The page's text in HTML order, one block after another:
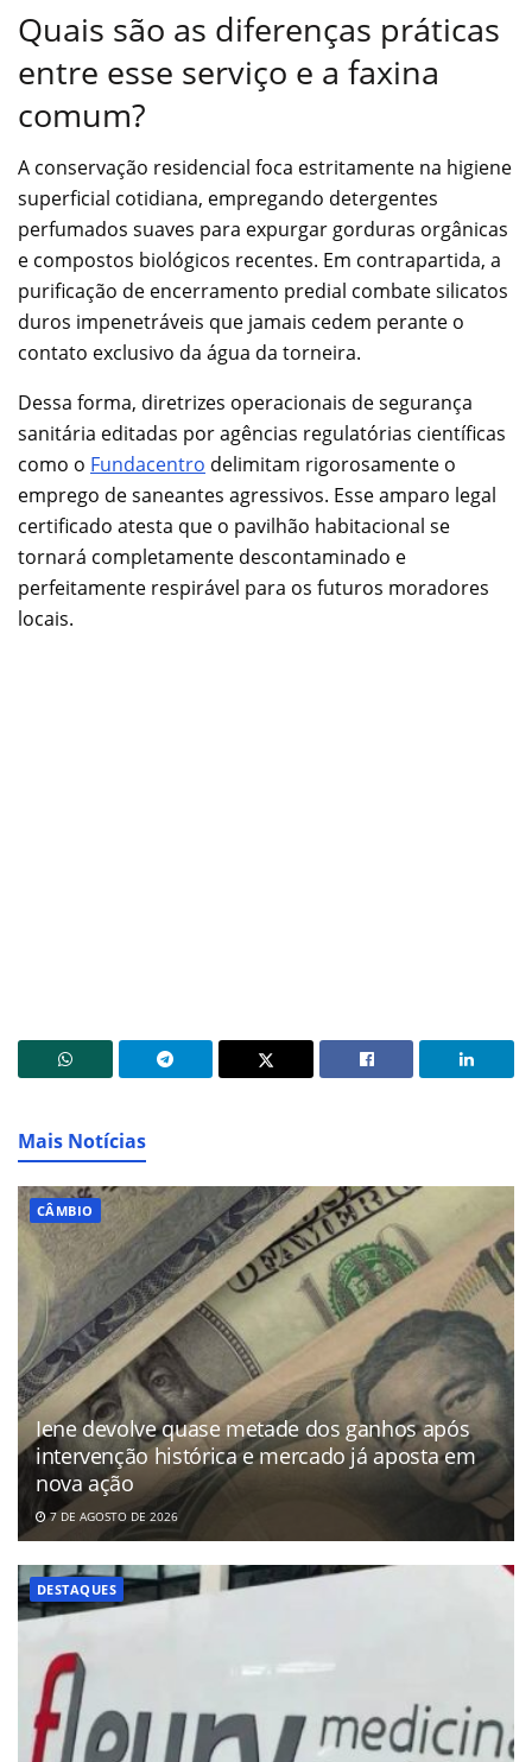
Quais são as diferenças práticas
entre esse serviço e a faxina
comum?
A conservação residencial foca estritamente na higiene
superficial cotidiana, empregando detergentes
perfumados suaves para expurgar gorduras orgânicas
e compostos biológicos recentes. Em contrapartida, a
purificação de encerramento predial combate silicatos
duros impenetráveis que jamais cedem perante o
contato exclusivo da água da torneira.
Dessa forma, diretrizes operacionais de segurança
sanitária editadas por agências regulatórias científicas
como o Fundacentro delimitam rigorosamente o
emprego de saneantes agressivos. Esse amparo legal
certificado atesta que o pavilhão habitacional se
tornará completamente descontaminado e
perfeitamente respirável para os futuros moradores
locais.
Mais Notícias
CÂMBIO
Iene devolve quase metade dos ganhos após
intervenção histórica e mercado já aposta em
nova ação
7 DE AGOSTO DE 2026
DESTAQUES